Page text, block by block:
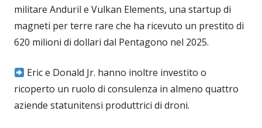
militare Anduril e Vulkan Elements, una startup di
magneti per terre rare che ha ricevuto un prestito di
620 milioni di dollari dal Pentagono nel 2025.
Eric e Donald Jr. hanno inoltre investito o
ricoperto un ruolo di consulenza in almeno quattro
aziende statunitensi produttrici di droni.